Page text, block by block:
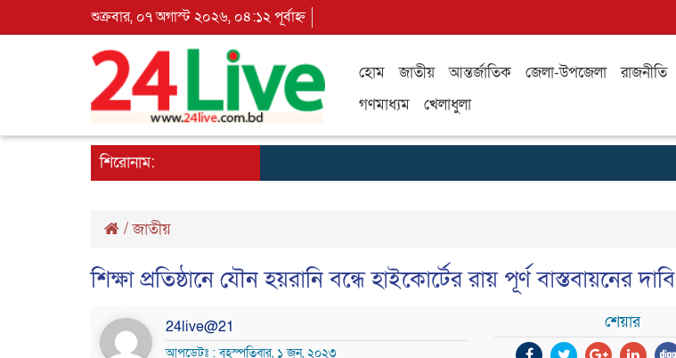
শুক্রবার, ০৭ অগাস্ট ২০২৬, ০৪:১২ পূর্বাহ্ন
হোম জাতীয় আন্তর্জাতিক জেলা-উপজেলা রাজনীতি
গণমাধ্যম
খেলাধুলা
শিরোনাম:
/জাতীয়
শিক্ষা প্রতিষ্ঠানে যৌন হয়রানি বন্ধে হাইকোর্টের রায় পূর্ণ বাস্তবায়নের দাবি
24live@21
আপডেটঃ : বৃহস্পতিবার, ১ জুন, ২০২৩
শেয়ার